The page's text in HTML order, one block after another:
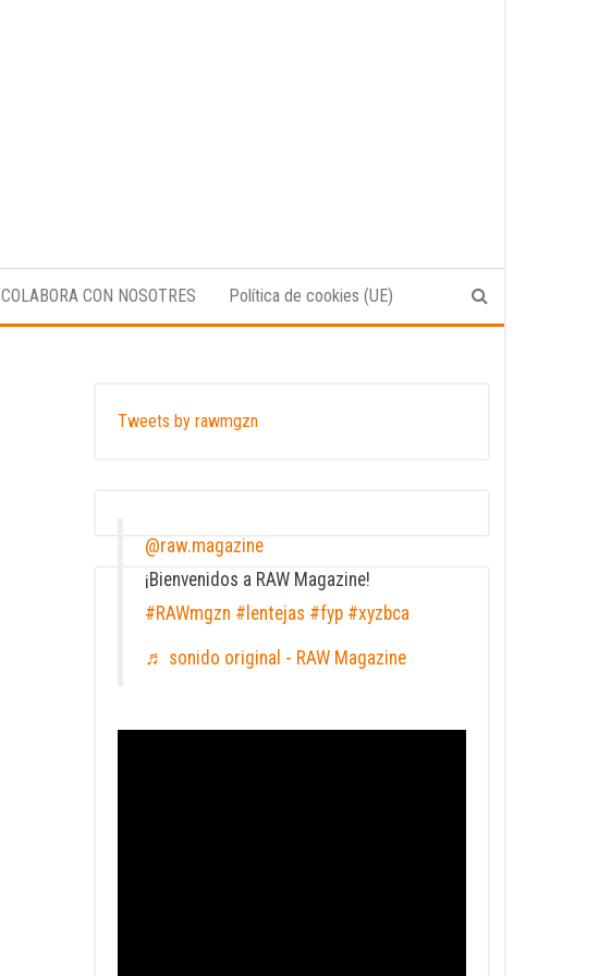
COLABORA CON NOSOTRES Política de cookies (UE)
Tweets by rawmgzn
@raw.magazine
¡Bienvenidos a RAW Magazine!
#RAWmgzn #lentejas #fyp #xyzbca
♬ sonido original - RAW Magazine